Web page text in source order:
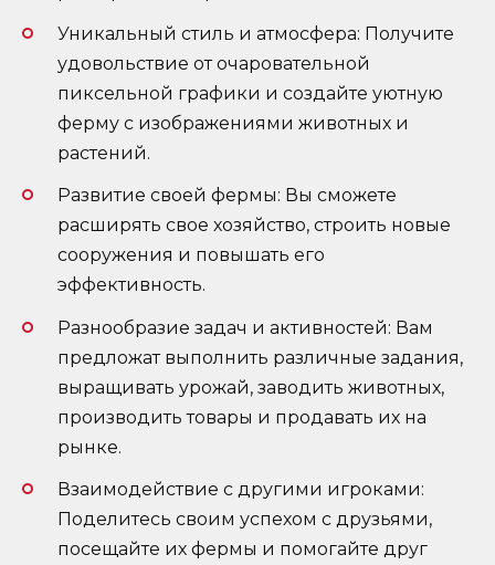
Уникальный стиль и атмосфера: Получите
удовольствие от очаровательной
пиксельной графики и создайте уютную
ферму с изображениями животных и
растений.
Развитие своей фермы: Вы сможете
расширять свое хозяйство, строить новые
сооружения и повышать его
эффективность.
Разнообразие задач и активностей: Вам
предложат выполнить различные задания,
выращивать урожай, заводить животных,
производить товары и продавать их на
рынке.
Взаимодействие с другими игроками:
Поделитесь своим успехом с друзьями,
посещайте их фермы и помогайте друг